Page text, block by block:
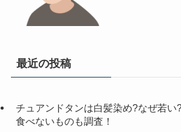
最近の投稿
チュアンドタンは白髪染め?なぜ若い
食べないものも調査！